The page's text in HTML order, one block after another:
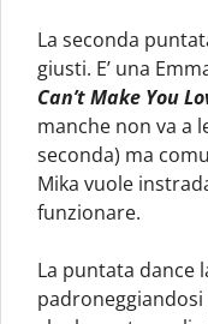
La seconda
giusti. E’ una
Can’t Make You
manche non va a
seconda) ma
Mika vuole
funzionare.
La puntata dance